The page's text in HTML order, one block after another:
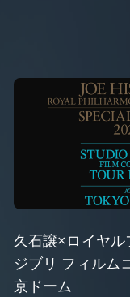
久石譲×ロイヤル
ジブリ フィルム
京ドーム